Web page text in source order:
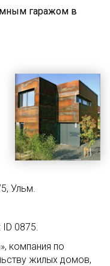
гаражом в
Ульм.
0875.
компания по
жилых домов,